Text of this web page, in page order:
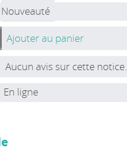
Nouveauté
Ajouter au panier
Aucun avis sur cette notice.
En ligne